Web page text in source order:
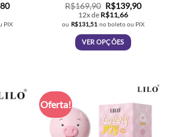
O
atual
é:
PIX
Avaliação
4.71de 5
R$169,90 O
preço
original
era:
R$169,90.
R$139,90O
atual
é:
12x de R$11,66
ou R$131,51 no boleto ou PIX
VER OPÇÕES
variantes.
As
opções
Oferta!